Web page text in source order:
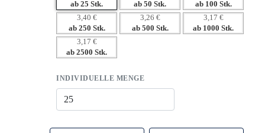
– Ideale Größe für effektive Verteilung bei Veranstaltungen.
– Langlebigkeit des Produkts sichert langfristige
Sichtbarkeit.
ab 25 Stk. ab 50 Stk. ab 100 Stk.
3,40 €
ab 250 Stk.
3,26 €
ab 500 Stk.
3,17 €
ab 1000 Stk.
3,17 €
ab 2500 Stk.
INDIVIDUELLE MENGE